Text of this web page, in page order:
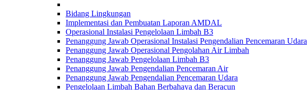
Bidang Lingkungan
Implementasi dan Pembuatan Laporan AMDAL
Operasional Instalasi Pengelolaan Limbah B3
Penanggung Jawab Operasional Instalasi Pengendalian Pencemaran Udara
Penanggung Jawab Operasional Pengolahan Air Limbah
Penanggung Jawab Pengelolaan Limbah B3
Penanggung Jawab Pengendalian Pencemaran Air
Penanggung Jawab Pengendalian Pencemaran Udara
Pengelolaan Limbah Bahan Berbahaya dan Beracun